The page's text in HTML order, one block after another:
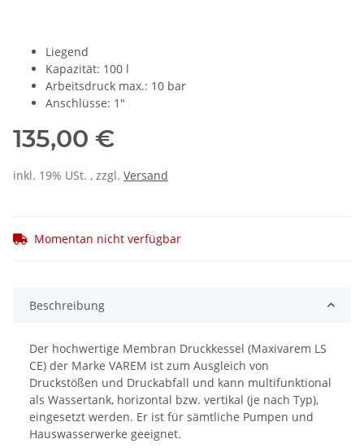
Liegend
Kapazität: 100 l
Arbeitsdruck max.: 10 bar
Anschlüsse: 1"
135,00 €
inkl. 19% USt. , zzgl. Versand
Momentan nicht verfügbar
Beschreibung
Der hochwertige Membran Druckkessel (Maxivarem LS
CE) der Marke VAREM ist zum Ausgleich von
Druckstößen und Druckabfall und kann multifunktional
als Wassertank, horizontal bzw. vertikal (je nach Typ),
eingesetzt werden. Er ist für sämtliche Pumpen und
Hauswasserwerke geeignet.